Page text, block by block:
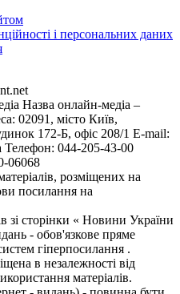
і персональних даних
Назва онлайн-медіа –
02091, місто Київ,
172-Б, офіс 208/1 E-mail:
Телефон: 044-205-43-00
06068
розміщених на
посилання на
зі сторінки « Новини України
- обов'язкове пряме
гіперпосилання .
в незалежності від
матеріалів.